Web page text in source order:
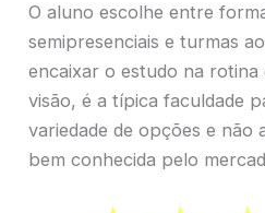
O aluno escolhe entre
semipresenciais e turmas
encaixar o estudo na
visão, é a típica faculdade
variedade de opções e não
bem conhecida pelo